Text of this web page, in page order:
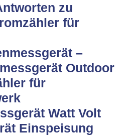
zu
für
–
Outdoor
für
Watt Volt
Einspeisung